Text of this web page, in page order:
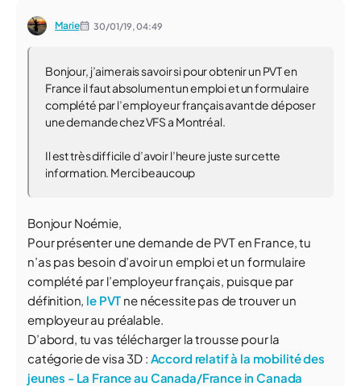
Marie 30/01/19,04:49
Bonjour, j’aimerais savoir si pour obtenir un PVT en
France il faut absolument un emploi et un formulaire
complété par l’employeur français avant de déposer
une demande chez VFS a Montréal.
Il est très difficile d’avoir l’heure juste sur cette
information. Merci beaucoup
Bonjour Noémie,
Pour présenter une demande de PVT en France, tu
n’as pas besoin d’avoir un emploi et un formulaire
complété par l’employeur français, puisque par
définition, le PVT ne nécessite pas de trouver un
employeur au préalable.
D’abord, tu vas télécharger la trousse pour la
catégorie de visa 3D : Accord relatif à la mobilité des
jeunes - La France au Canada/France in Canada